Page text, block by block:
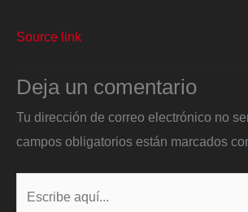
Source link
Deja un comentario
Tu dirección de correo electrónico no
campos obligatorios están marcados